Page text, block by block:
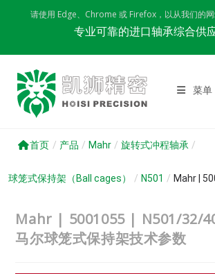
请使用 Edge、Chrome 或 Firefox，以从我们的网
专业可靠的进口轴承综合供
菜单
首页 / 产品 / Mahr / 旋转式冲程轴承 /
球笼式保持架（Ball cages） / N501 / Mahr |
Mahr | 5001055 | N501/32/
马尔球笼式保持架技术参数